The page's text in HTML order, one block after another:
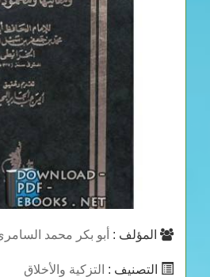
المؤلف : أبو بكر محمد
التصنيف : التزكية والأخلاق